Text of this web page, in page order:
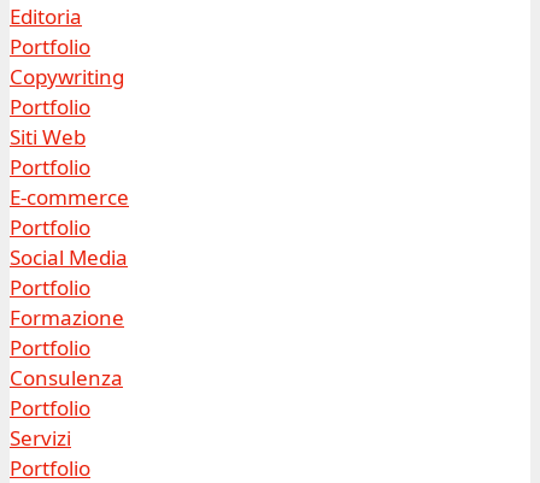
Editoria
Portfolio
Copywriting
Portfolio
Siti Web
Portfolio
E-commerce
Portfolio
Social Media
Portfolio
Formazione
Portfolio
Consulenza
Portfolio
Servizi
Portfolio